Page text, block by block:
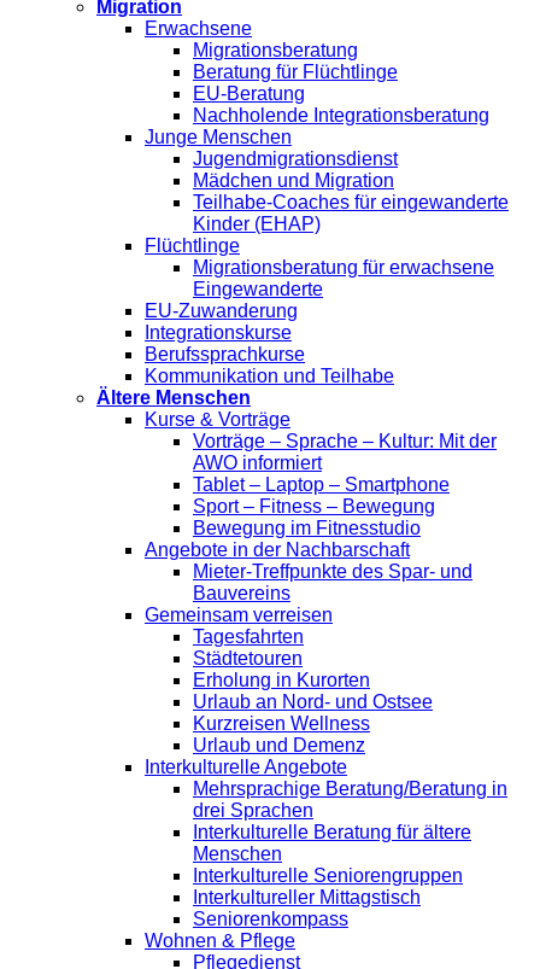
Migration
Erwachsene
Migrationsberatung
Beratung für Flüchtlinge
EU-Beratung
Nachholende Integrationsberatung
Junge Menschen
Jugendmigrationsdienst
Mädchen und Migration
Teilhabe-Coaches für eingewanderte
Kinder (EHAP)
Flüchtlinge
Migrationsberatung für erwachsene
Eingewanderte
EU-Zuwanderung
Integrationskurse
Berufssprachkurse
Kommunikation und Teilhabe
Ältere Menschen
Kurse & Vorträge
Vorträge – Sprache – Kultur: Mit der
AWO informiert
Tablet – Laptop – Smartphone
Sport – Fitness – Bewegung
Bewegung im Fitnesstudio
Angebote in der Nachbarschaft
Mieter-Treffpunkte des Spar- und
Bauvereins
Gemeinsam verreisen
Tagesfahrten
Städtetouren
Erholung in Kurorten
Urlaub an Nord- und Ostsee
Kurzreisen Wellness
Urlaub und Demenz
Interkulturelle Angebote
Mehrsprachige Beratung/Beratung in
drei Sprachen
Interkulturelle Beratung für ältere
Menschen
Interkulturelle Seniorengruppen
Interkultureller Mittagstisch
Seniorenkompass
Wohnen & Pflege
Pflegedienst